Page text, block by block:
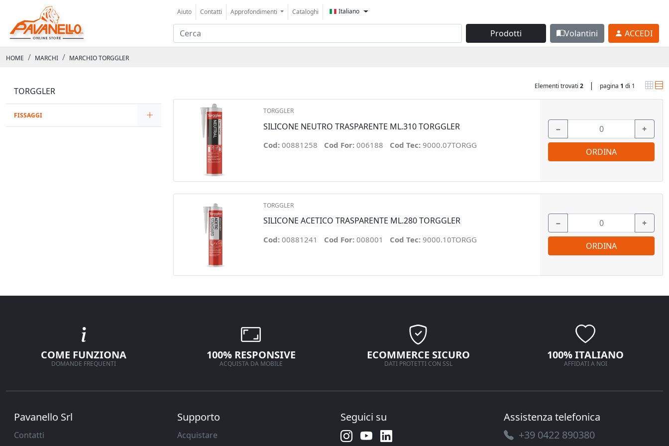
Aiuto Contatti Approfondimenti Cataloghi Italiano
Prodotti Volantini ACCEDI
HOME MARCHI MARCHIO TORGGLER
TORGGLER
FISSAGGI
Elementi trovati 2 | pagina 1 di 1
TORGGLER
SILICONE NEUTRO TRASPARENTE ML.310 TORGGLER
Cod: 00881258 Cod For: 006188 Cod Tec: 9000.07TORGG
− +
ORDINA
TORGGLER
SILICONE ACETICO TRASPARENTE ML.280 TORGGLER
Cod: 00881241 Cod For: 008001 Cod Tec: 9000.10TORGG
− +
ORDINA
COME FUNZIONA
DOMANDE FREQUENTI
100% RESPONSIVE
ACQUISTA DA MOBILE
ECOMMERCE SICURO
DATI PROTETTI CON SSL
100% ITALIANO
AFFIDATI A NOI
Pavanello Srl
Contatti
Supporto
Acquistare
Seguici su
Assistenza telefonica
+39 0422 890380